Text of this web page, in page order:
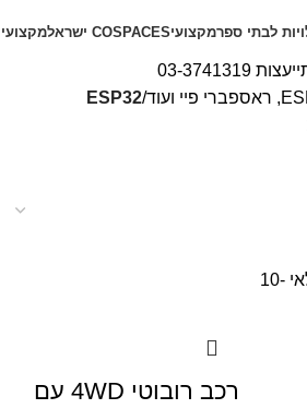
לבתי ספרמקצועיCOSPACES ישראל
מקצועי
03-3741319
ESP32
גילאי 10-
רכב רובוטי 4WD עם